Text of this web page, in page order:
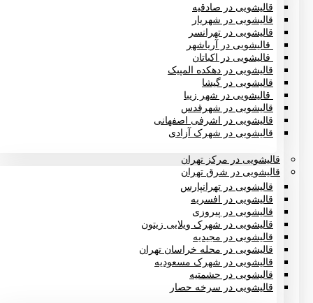
قالیشویی در صادقیه
قالیشویی در شهریار
قالیشویی در تهرانسر
قالیشویی در آریاشهر
قالیشویی در اکباتان
قالیشویی در دهکده المپیک
قالیشویی در گیشا
قالیشویی در شهر زیبا
قالیشویی در شهرقدس
قالیشویی در اشرفی اصفهانی
قالیشویی در شهرک آزادی
قالیشویی در مرکز تهران
قالیشویی در شرق تهران
قالیشویی در تهرانپارس
قالیشویی در افسریه
قالیشویی در پیروزی
قالیشویی در شهرک ویلایی زیتون
قالیشویی در مجیدیه
قالیشویی در محله خراسان تهران
قالیشویی در شهرک مسعودیه
قالیشویی در حشمتیه
قالیشویی در سرخه حصار